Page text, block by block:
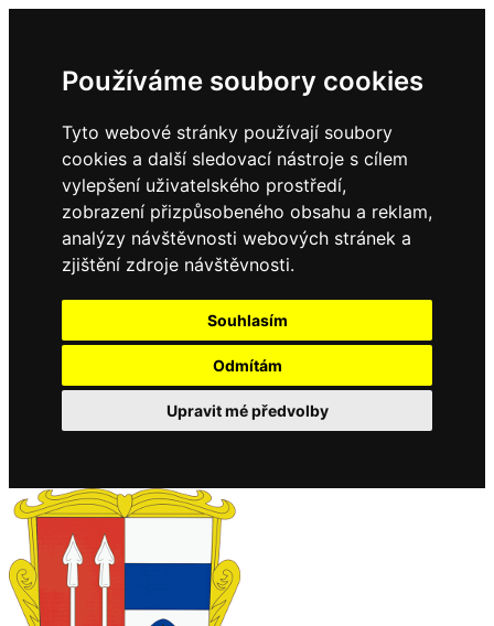
Používáme soubory cookies
Tyto webové stránky používají soubory
cookies a další sledovací nástroje s cílem
vylepšení uživatelského prostředí,
zobrazení přizpůsobeného obsahu a reklam,
analýzy návštěvnosti webových stránek a
zjištění zdroje návštěvnosti.
Souhlasím
Odmítám
Upravit mé předvolby